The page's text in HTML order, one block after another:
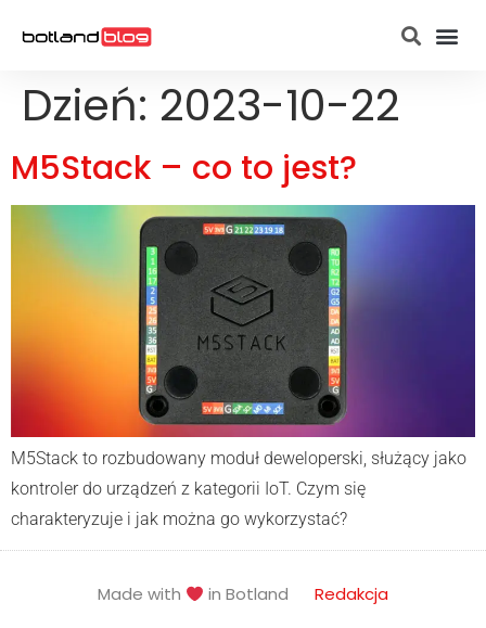
Dzień: 2023-10-22
M5Stack – co to jest?
M5Stack to rozbudowany moduł deweloperski, służący jako
kontroler do urządzeń z kategorii IoT. Czym się
charakteryzuje i jak można go wykorzystać?
Made with in Botland Redakcja